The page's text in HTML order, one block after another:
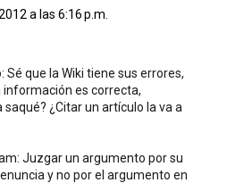
a las 6:16 p.m.
Sé que la Wiki tiene sus errores,
información es correcta,
¿Citar un artículo la va a
Juzgar un argumento por su
y no por el argumento en